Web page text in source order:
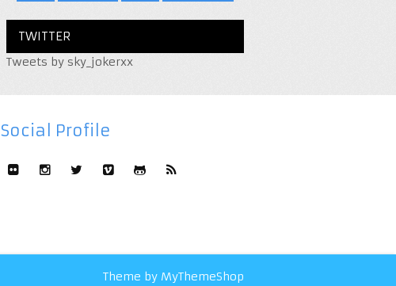
TWITTER
Tweets by sky_jokerxx
Social Profile
Theme by MyThemeShop